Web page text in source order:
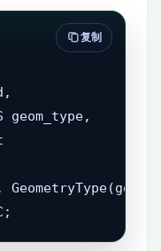
geom_type,
GeometryType(geom)
复制